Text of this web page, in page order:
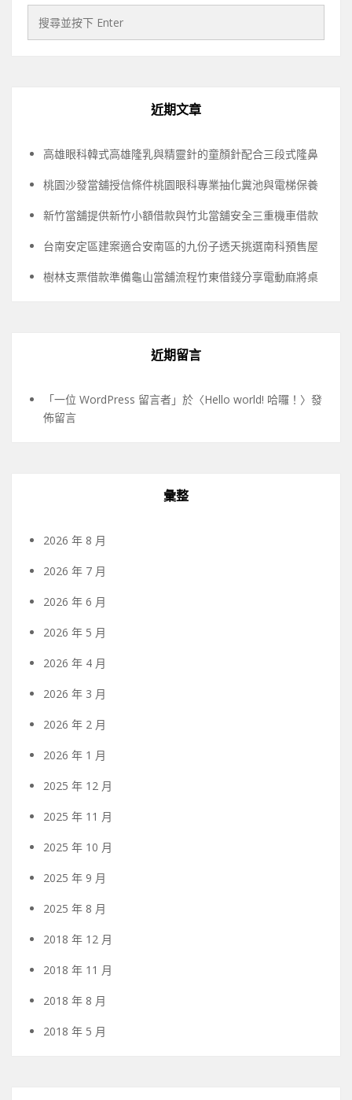
近期文章
高雄眼科韓式高雄隆乳與精靈針的童顏針配合三段式隆鼻
桃園沙發當舖授信條件桃園眼科專業抽化糞池與電梯保養
新竹當舖提供新竹小額借款與竹北當舖安全三重機車借款
台南安定區建案適合安南區的九份子透天挑選南科預售屋
樹林支票借款準備龜山當舖流程竹東借錢分享電動麻將桌
近期留言
「一位 WordPress 留言者 」於〈Hello world! 哈囉！ 〉發
佈留言
彙整
2026 年 8 月
2026 年 7 月
2026 年 6 月
2026 年 5 月
2026 年 4 月
2026 年 3 月
2026 年 2 月
2026 年 1 月
2025 年 12 月
2025 年 11 月
2025 年 10 月
2025 年 9 月
2025 年 8 月
2018 年 12 月
2018 年 11 月
2018 年 8 月
2018 年 5 月